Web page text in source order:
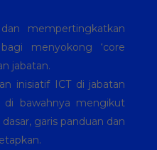
mempertingkatkan
menyokong ‘core
jabatan.
inisiatif ICT di jabatan
di bawahnya mengikut
garis panduan dan